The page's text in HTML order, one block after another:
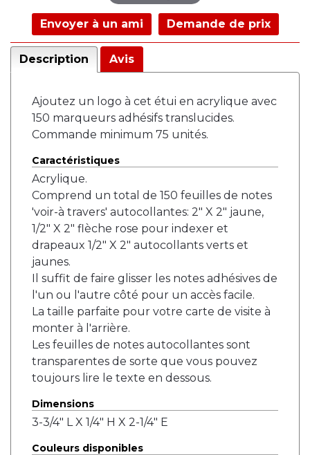
Envoyer à un ami Demande de prix
Description Avis
Ajoutez un logo à cet étui en acrylique avec
150 marqueurs adhésifs translucides.
Commande minimum 75 unités.
Caractéristiques
Acrylique.
Comprend un total de 150 feuilles de notes
'voir-à travers' autocollantes: 2" X 2" jaune,
1/2" X 2" flèche rose pour indexer et
drapeaux 1/2" X 2" autocollants verts et
jaunes.
Il suffit de faire glisser les notes adhésives de
l'un ou l'autre côté pour un accès facile.
La taille parfaite pour votre carte de visite à
monter à l'arrière.
Les feuilles de notes autocollantes sont
transparentes de sorte que vous pouvez
toujours lire le texte en dessous.
Dimensions
3-3/4" L X 1/4" H X 2-1/4" E
Couleurs disponibles